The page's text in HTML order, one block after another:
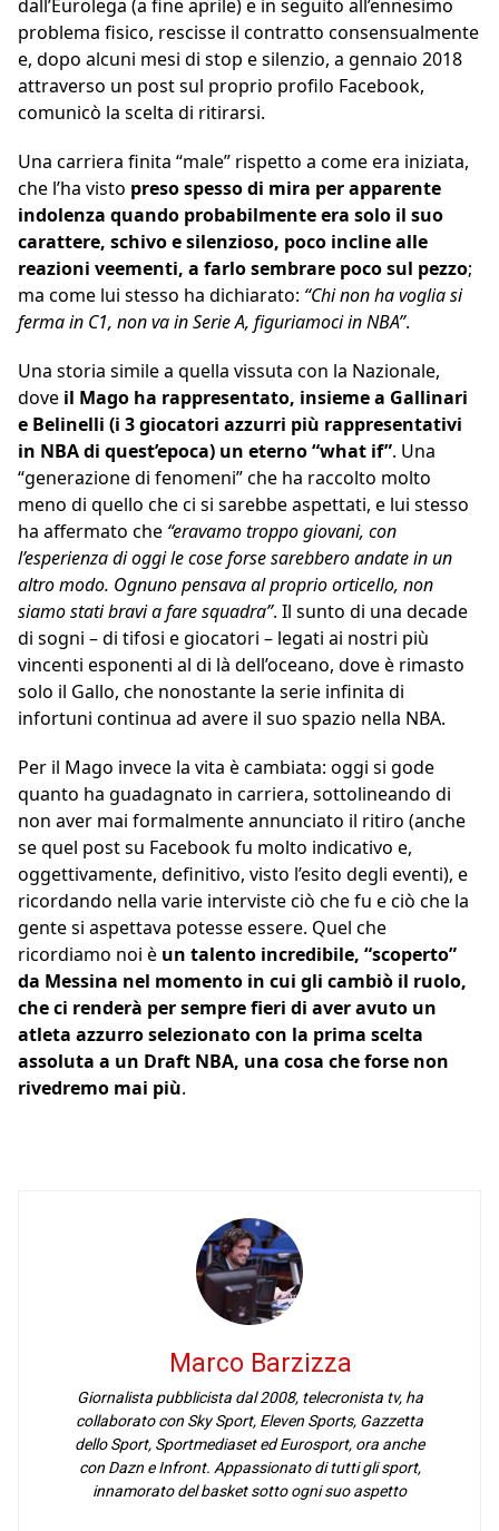
dall’Eurolega (a fine aprile) e in seguito all’ennesimo
problema fisico, rescisse il contratto consensualmente
e, dopo alcuni mesi di stop e silenzio, a gennaio 2018
attraverso un post sul proprio profilo Facebook,
comunicò la scelta di ritirarsi.
Una carriera finita “male” rispetto a come era iniziata,
che l’ha visto preso spesso di mira per apparente
indolenza quando probabilmente era solo il suo
carattere, schivo e silenzioso, poco incline alle
reazioni veementi, a farlo sembrare poco sul pezzo;
ma come lui stesso ha dichiarato: “Chi non ha voglia si
ferma in C1, non va in Serie A, figuriamoci in NBA”.
Una storia simile a quella vissuta con la Nazionale,
dove il Mago ha rappresentato, insieme a Gallinari
e Belinelli (i 3 giocatori azzurri più rappresentativi
in NBA di quest’epoca) un eterno “what if”. Una
“generazione di fenomeni” che ha raccolto molto
meno di quello che ci si sarebbe aspettati, e lui stesso
ha affermato che “eravamo troppo giovani, con
l’esperienza di oggi le cose forse sarebbero andate in un
altro modo. Ognuno pensava al proprio orticello, non
siamo stati bravi a fare squadra”. Il sunto di una decade
di sogni – di tifosi e giocatori – legati ai nostri più
vincenti esponenti al di là dell’oceano, dove è rimasto
solo il Gallo, che nonostante la serie infinita di
infortuni continua ad avere il suo spazio nella NBA.
Per il Mago invece la vita è cambiata: oggi si gode
quanto ha guadagnato in carriera, sottolineando di
non aver mai formalmente annunciato il ritiro (anche
se quel post su Facebook fu molto indicativo e,
oggettivamente, definitivo, visto l’esito degli eventi), e
ricordando nella varie interviste ciò che fu e ciò che la
gente si aspettava potesse essere. Quel che
ricordiamo noi è un talento incredibile, “scoperto”
da Messina nel momento in cui gli cambiò il ruolo,
che ci renderà per sempre fieri di aver avuto un
atleta azzurro selezionato con la prima scelta
assoluta a un Draft NBA, una cosa che forse non
rivedremo mai più.
Marco Barzizza
Giornalista pubblicista dal 2008, telecronista tv, ha
collaborato con Sky Sport, Eleven Sports, Gazzetta
dello Sport, Sportmediaset ed Eurosport, ora anche
con Dazn e Infront. Appassionato di tutti gli sport,
innamorato del basket sotto ogni suo aspetto